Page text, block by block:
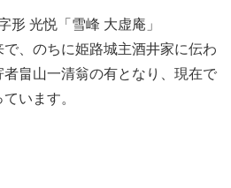
形 光悦「雪峰 大虚庵」
、のちに姫路城主酒井家に伝わ
畠山一清翁の有となり、現在で
います。